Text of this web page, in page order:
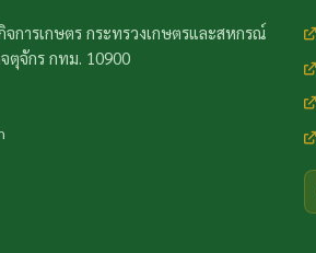
จการเกษตร กระทรวงเกษตรและสหกรณ์
ตุจักร กทม. 10900